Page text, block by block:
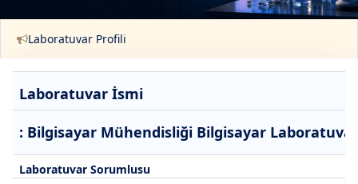
Laboratuvar Profili
Laboratuvar İsmi
: Bilgisayar Mühendisliği Bilgisayar
Laboratuvar Sorumlusu